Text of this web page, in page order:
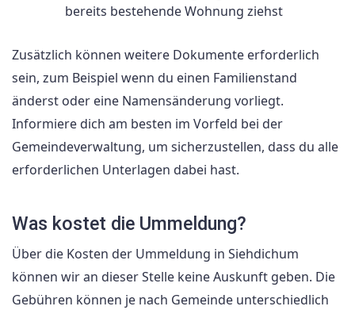
bereits bestehende Wohnung ziehst
Zusätzlich können weitere Dokumente erforderlich
sein, zum Beispiel wenn du einen Familienstand
änderst oder eine Namensänderung vorliegt.
Informiere dich am besten im Vorfeld bei der
Gemeindeverwaltung, um sicherzustellen, dass du alle
erforderlichen Unterlagen dabei hast.
Was kostet die Ummeldung?
Über die Kosten der Ummeldung in Siehdichum
können wir an dieser Stelle keine Auskunft geben. Die
Gebühren können je nach Gemeinde unterschiedlich